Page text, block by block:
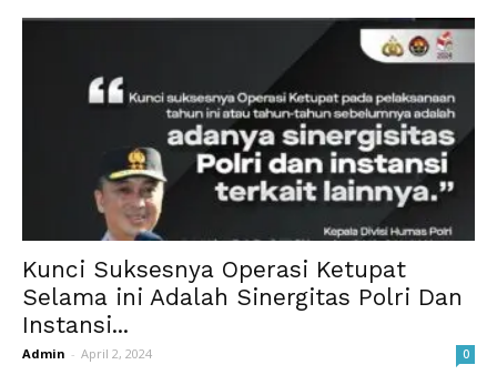
Kunci Suksesnya Operasi Ketupat
Selama ini Adalah Sinergitas Polri Dan
Instansi...
Admin - April 2, 2024 0